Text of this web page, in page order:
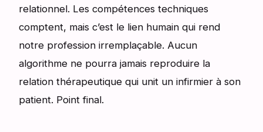
relationnel. Les compétences techniques
comptent, mais c’est le lien humain qui rend
notre profession irremplaçable. Aucun
algorithme ne pourra jamais reproduire la
relation thérapeutique qui unit un infirmier à son
patient. Point final.